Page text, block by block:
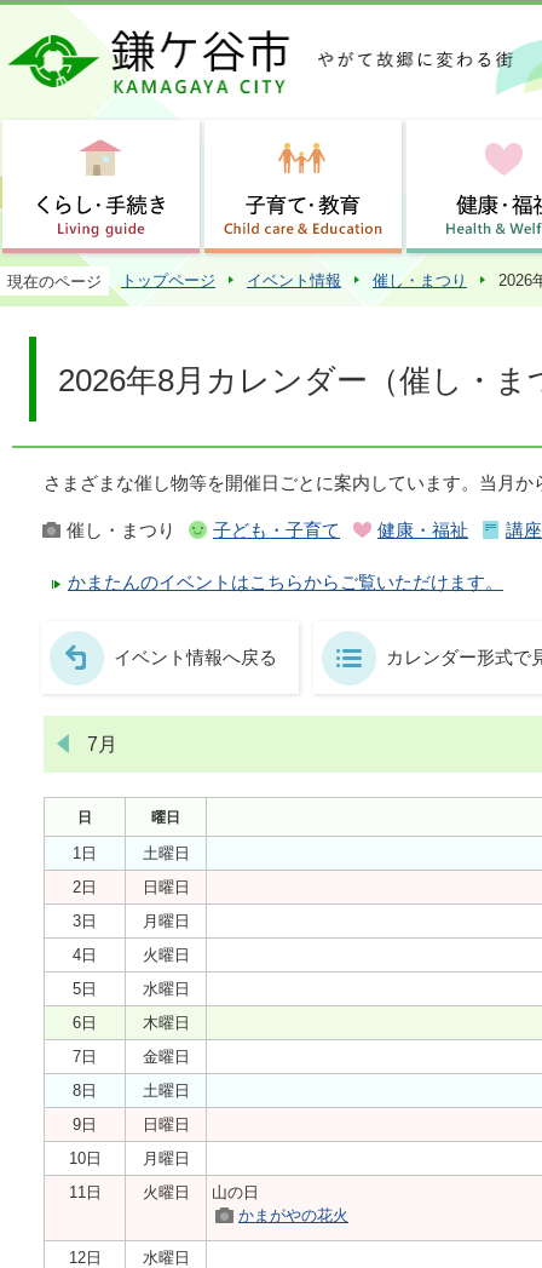
この
現在のページ トップページ イベント情報 催し・まつり 2026
2026年8月カレンダー（催し・ま
さまざまな催し物等を開催日ごとに案内しています。当月
催し・まつり 子ども・子育て 健康・福祉 講
かまたんのイベントはこちらからご覧いただけます。
イベント情報へ戻る カレンダー形式で
7月
日 曜日
1日
土曜日
2日
日曜日
3日
月曜日
4日
火曜日
5日
水曜日
6日
木曜日
7日
金曜日
8日
土曜日
9日
日曜日
10日
月曜日
11日
火曜日
山の日
かまがやの花火
12日
水曜日